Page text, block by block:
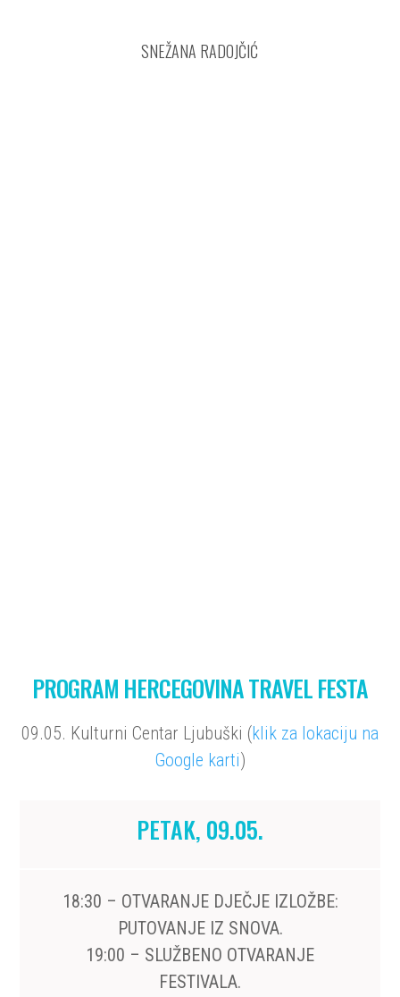
SNEŽANA RADOJČIĆ
PROGRAM HERCEGOVINA TRAVEL FESTA
09.05. Kulturni Centar Ljubuški (klik za lokaciju na
Google karti)
PETAK, 09.05.
18:30 – OTVARANJE DJEČJE IZLOŽBE:
PUTOVANJE IZ SNOVA.
19:00 – SLUŽBENO OTVARANJE
FESTIVALA.